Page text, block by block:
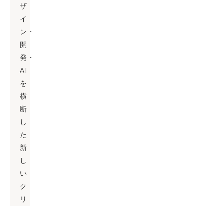
ザ
イ
ン・
開
発・
AI
を
横
断
し
た
新
し
い
ク
リ